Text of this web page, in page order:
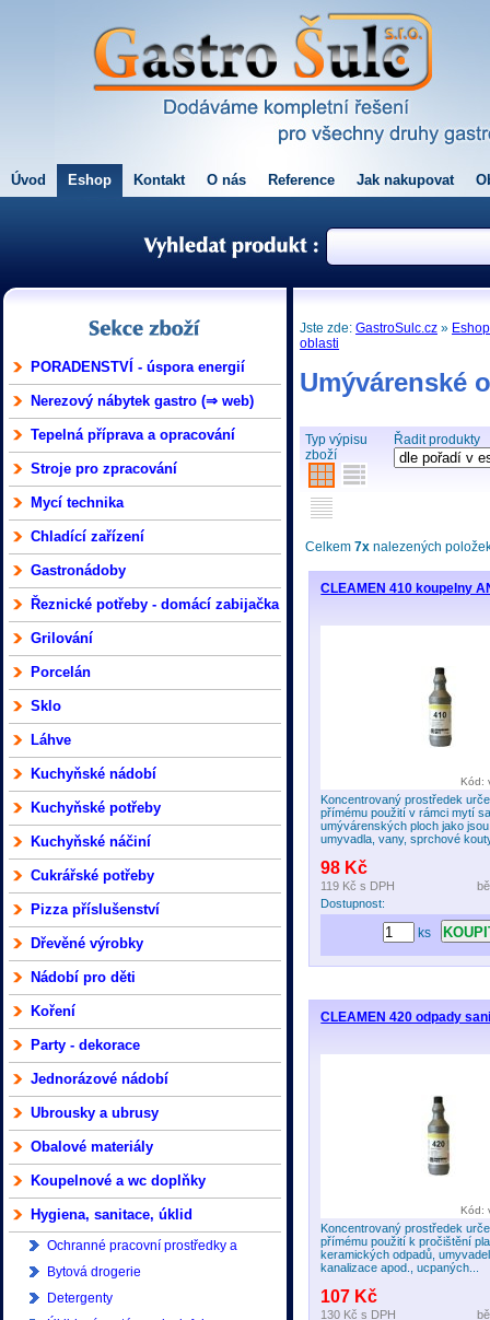
Úvod Eshop Kontakt O nás Reference Jak nakupovat
PORADENSTVÍ - úspora energií
Nerezový nábytek gastro (⇒ web)
Tepelná příprava a opracování
Stroje pro zpracování
Mycí technika
Chladící zařízení
Gastronádoby
Řeznické potřeby - domácí zabijačka
Grilování
Porcelán
Sklo
Láhve
Kuchyňské nádobí
Kuchyňské potřeby
Kuchyňské náčiní
Cukrářské potřeby
Pizza příslušenství
Dřevěné výrobky
Nádobí pro děti
Koření
Party - dekorace
Jednorázové nádobí
Ubrousky a ubrusy
Obalové materiály
Koupelnové a wc doplňky
Hygiena, sanitace, úklid
Ochranné pracovní prostředky a
kosmetika
Bytová drogerie
Detergenty
Jste zde:GastroSulc.cz » Eshop
oblasti
Umývárenské
Typ výpisu
zboží
Řadit produkty
Celkem7x nalezených
Kód:
CLEAMEN 410 koupelny
Koncentrovaný prostředek
přímému použití v rámci mytí
umývárenských ploch jako
umyvadla, vany, sprchové
98 Kč
119 Kč s DPH
Dostupnost:
ks
Kód:
CLEAMEN 420 odpady
Koncentrovaný prostředek
přímému použití k pročištění
keramických odpadů,
kanalizace apod., ucpaných...
107 Kč
130 Kč s DPH